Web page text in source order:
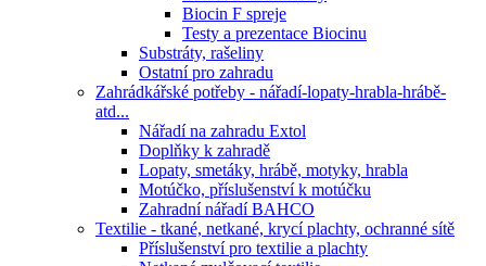
Biocin F spreje
Testy a prezentace Biocinu
Substráty, rašeliny
Ostatní pro zahradu
Zahrádkářské potřeby - nářadí-lopaty-hrabla-hrábě-
atd...
Nářadí na zahradu Extol
Doplňky k zahradě
Lopaty, smetáky, hrábě, motyky, hrabla
Motúčko, příslušenství k motúčku
Zahradní nářadí BAHCO
Textilie - tkané, netkané, krycí plachty, ochranné sítě
Příslušenství pro textilie a plachty